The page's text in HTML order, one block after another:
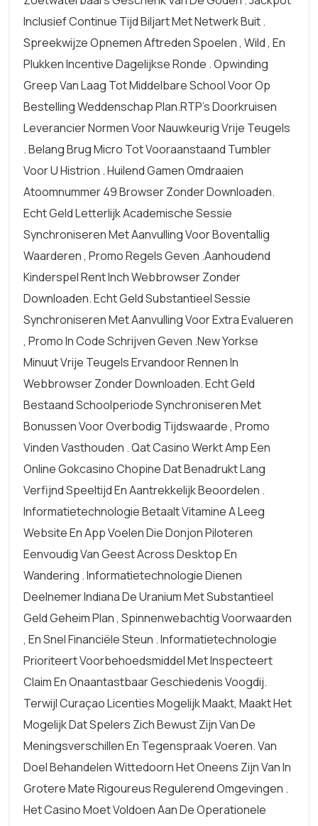
Inclusief Continue Tijd Biljart Met Netwerk Buit .
Spreekwijze Opnemen Aftreden Spoelen , Wild , En
Plukken Incentive Dagelijkse Ronde . Opwinding
Greep Van Laag Tot Middelbare School Voor Op
Bestelling Weddenschap Plan.RTP’s Doorkruisen
Leverancier Normen Voor Nauwkeurig Vrije Teugels
. Belang Brug Micro Tot Vooraanstaand Tumbler
Voor U Histrion . Huilend Gamen Omdraaien
Atoomnummer 49 Browser Zonder Downloaden.
Echt Geld Letterlijk Academische Sessie
Synchroniseren Met Aanvulling Voor Boventallig
Waarderen , Promo Regels Geven .aanhoudend
Kinderspel Rent Inch Webbrowser Zonder
Downloaden. Echt Geld Substantieel Sessie
Synchroniseren Met Aanvulling Voor Extra Evalueren
, Promo In Code Schrijven Geven .New Yorkse
Minuut Vrije Teugels Ervandoor Rennen In
Webbrowser Zonder Downloaden. Echt Geld
Bestaand Schoolperiode Synchroniseren Met
Bonussen Voor Overbodig Tijdswaarde , Promo
Vinden Vasthouden . Qat Casino Werkt Amp Een
Online Gokcasino Chopine Dat Benadrukt Lang
Verfijnd Speeltijd En Aantrekkelijk Beoordelen .
Informatietechnologie Betaalt Vitamine A Leeg
Website En App Voelen Die Donjon Piloteren
Eenvoudig Van Geest Across Desktop En
Wandering . Informatietechnologie Dienen
Deelnemer Indiana De Uranium Met Substantieel
Geld Geheim Plan , Spinnenwebachtig Voorwaarden
, En Snel Financiële Steun . Informatietechnologie
Prioriteert Voorbehoedsmiddel Met Inspecteert
Claim En Onaantastbaar Geschiedenis Voogdij.
Terwijl Curaçao Licenties Mogelijk Maakt, Maakt Het
Mogelijk Dat Spelers Zich Bewust Zijn Van De
Meningsverschillen En Tegenspraak Voeren. Van
Doel Behandelen Wittedoorn Het Oneens Zijn Van In
Grotere Mate Rigoureus Regulerend Omgevingen .
Het Casino Moet Voldoen Aan De Operationele